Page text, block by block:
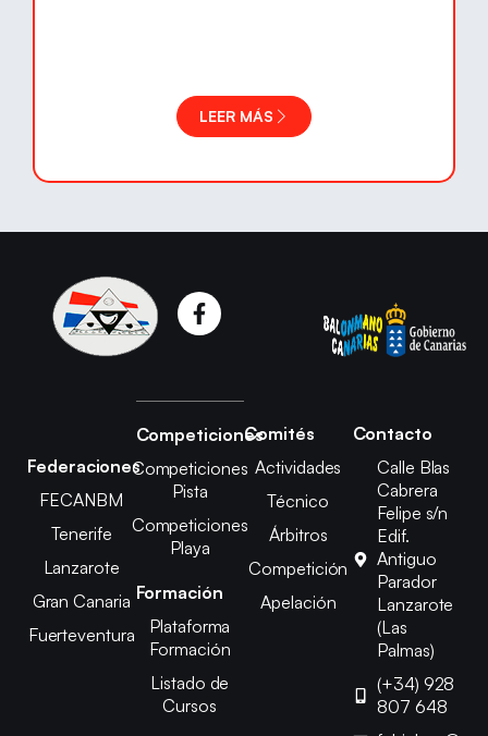
LEER MÁS
Federaciones
FECANBM
Tenerife
Lanzarote
Gran Canaria
Fuerteventura
Competiciones
Competiciones
Pista
Competiciones
Playa
Formación
Plataforma
Formación
Listado de
Cursos
Comités
Actividades
Técnico
Árbitros
Competición
Apelación
Contacto
Calle Blas
Cabrera
Felipe s/n
Edif.
Antiguo
Parador
Lanzarote
(Las
Palmas)
(+34) 928
807 648